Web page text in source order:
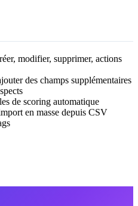
modifier, supprimer, actions
des champs supplémentaires
de scoring automatique
en masse depuis CSV